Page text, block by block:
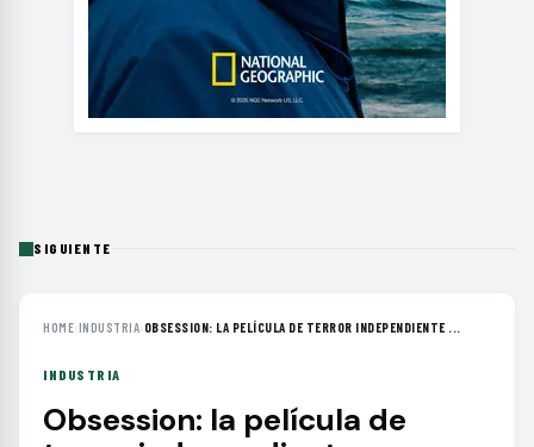
SIGUIENTE
HOME›INDUSTRIA› OBSESSION: LA PELÍCULA DE TERROR INDEPENDIENTE ...
INDUSTRIA
Obsession: la película de